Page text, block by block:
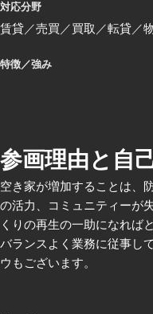
対応分野
賃貸 売買 買取 転貸
特徴／強み
参画理由と自
空き家が増加することは、
の活力、コミュニティーが
くりの再生の一助になれば
バランスよく業務に従事し
ウもございます。